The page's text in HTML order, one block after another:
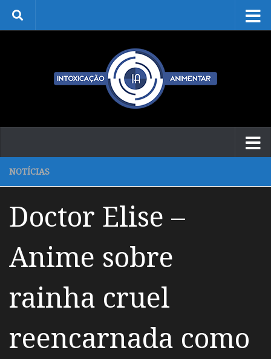
Skip to content
NOTÍCIAS
Doctor Elise –
Anime sobre
rainha cruel
reencarnada como